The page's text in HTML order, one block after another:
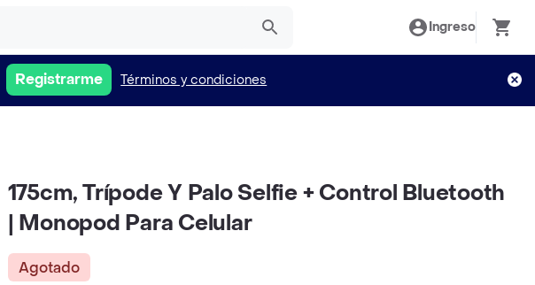
Ingreso
Registrarme Términos y condiciones
175cm, Trípode Y Palo Selfie + Control Bluetooth
| Monopod Para Celular
Agotado